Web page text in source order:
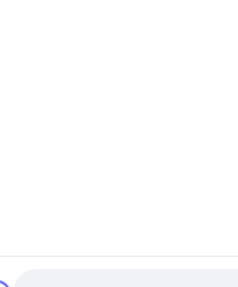
il prima possibile.